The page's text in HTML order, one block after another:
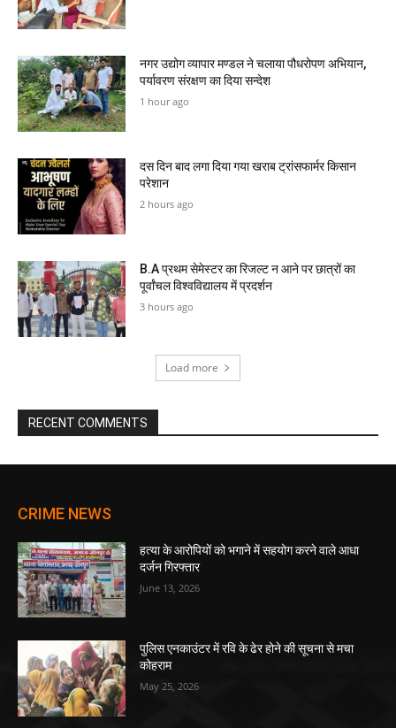
नगर उद्योग व्यापार मण्डल ने चलाया पौधरोपण अभियान,
पर्यावरण संरक्षण का दिया सन्देश
1 hour ago
दस दिन बाद लगा दिया गया खराब ट्रांसफार्मर किसान
परेशान
2 hours ago
B.A प्रथम सेमेस्टर का रिजल्ट न आने पर छात्रों का
पूर्वांचल विश्वविद्यालय में प्रदर्शन
3 hours ago
Load more
RECENT COMMENTS
CRIME NEWS
हत्या के आरोपियों को भगाने में सहयोग करने वाले आधा
दर्जन गिरफ्तार
June 13, 2026
पुलिस एनकाउंटर में रवि के ढेर होने की सूचना से मचा
कोहराम
May 25, 2026